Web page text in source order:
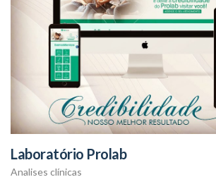
Laboratório Prolab
Analises clínicas